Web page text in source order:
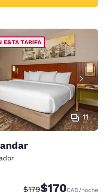
11
ESTA TARIFA
Tarifa tachada:
$179Tarifa reducida:
$170CAD/noche